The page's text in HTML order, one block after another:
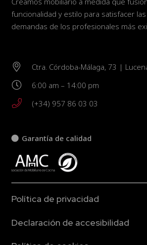
funcionalidad y estilo para satisfacer las
demandas de los profesionales más
Ctra. Córdoba-Málaga, 73 |
6:00 am – 14:00 pm
(+34) 957 86 03 03
Garantía de calidad
Política de privacidad
Declaración de accesibilidad